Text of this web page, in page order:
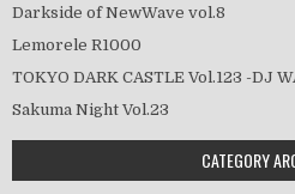
Darkside of NewWave vol.8
Lemorele R1000
TOKYO DARK CASTLE Vol.123 -DJ
Sakuma Night Vol.23
CATEGORY